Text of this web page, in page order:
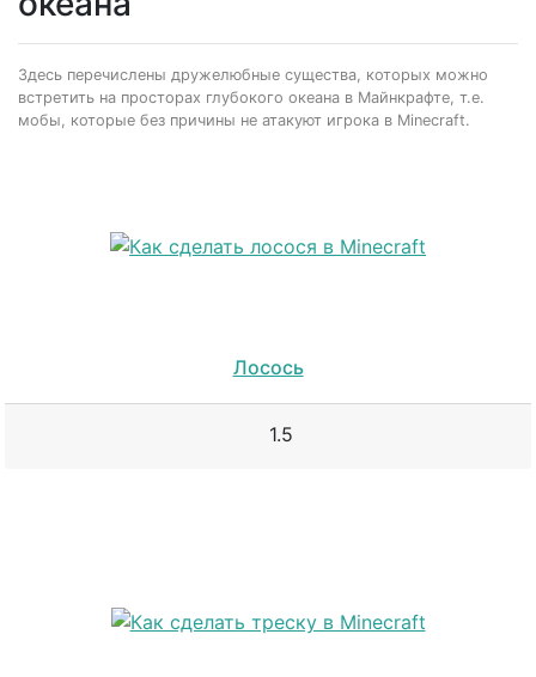
Здесь перечислены дружелюбные существа, которых можно
встретить на просторах глубокого океана в Майнкрафте, т.е.
мобы, которые без причины не атакуют игрока в Minecraft.
Лосось
1.5